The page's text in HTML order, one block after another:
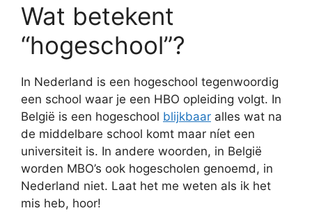
Wat betekent
“hogeschool”?
In Nederland is een hogeschool tegenwoordig
een school waar je een HBO opleiding volgt. In
België is een hogeschool blijkbaar alles wat na
de middelbare school komt maar níet een
universiteit is. In andere woorden, in België
worden MBO’s ook hogescholen genoemd, in
Nederland niet. Laat het me weten als ik het
mis heb, hoor!